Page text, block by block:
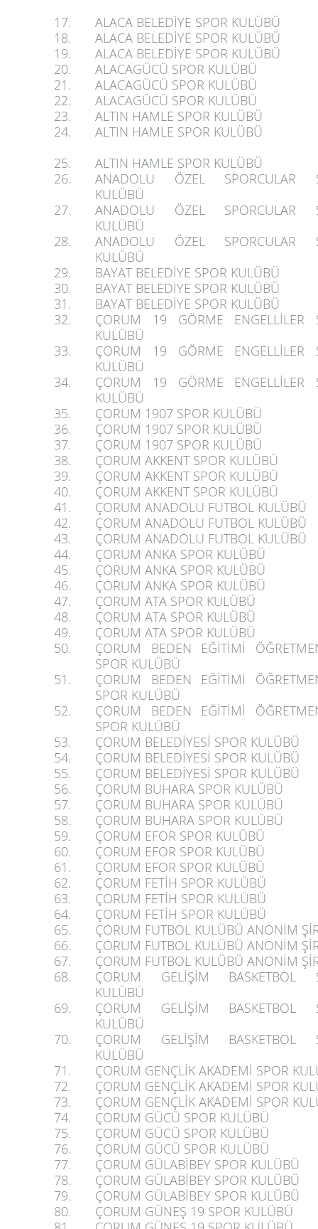
17.
ALACA BELEDİYE SPOR KULÜBÜ
18.
ALACA BELEDİYE SPOR KULÜBÜ
19.
ALACA BELEDİYE SPOR KULÜBÜ
20.
ALACAGÜCÜ SPOR KULÜBÜ
21.
ALACAGÜCÜ SPOR KULÜBÜ
22.
ALACAGÜCÜ SPOR KULÜBÜ
23.
ALTIN HAMLE SPOR KULÜBÜ
24.
ALTIN HAMLE SPOR KULÜBÜ
25.
ALTIN HAMLE SPOR KULÜBÜ
26.
ANADOLU ÖZEL SPORCULAR
KULÜBÜ
27.
ANADOLU ÖZEL SPORCULAR
KULÜBÜ
28.
ANADOLU ÖZEL SPORCULAR
KULÜBÜ
29.
BAYAT BELEDİYE SPOR KULÜBÜ
30.
BAYAT BELEDİYE SPOR KULÜBÜ
31.
BAYAT BELEDİYE SPOR KULÜBÜ
32.
ÇORUM 19 GÖRME ENGELLİLER
KULÜBÜ
33.
ÇORUM 19 GÖRME ENGELLİLER
KULÜBÜ
34.
ÇORUM 19 GÖRME ENGELLİLER
KULÜBÜ
35.
ÇORUM 1907 SPOR KULÜBÜ
36.
ÇORUM 1907 SPOR KULÜBÜ
37.
ÇORUM 1907 SPOR KULÜBÜ
38.
ÇORUM AKKENT SPOR KULÜBÜ
39.
ÇORUM AKKENT SPOR KULÜBÜ
40.
ÇORUM AKKENT SPOR KULÜBÜ
41.
ÇORUM ANADOLU FUTBOL KULÜBÜ
42.
ÇORUM ANADOLU FUTBOL KULÜBÜ
43.
ÇORUM ANADOLU FUTBOL KULÜBÜ
44.
ÇORUM ANKA SPOR KULÜBÜ
45.
ÇORUM ANKA SPOR KULÜBÜ
46.
ÇORUM ANKA SPOR KULÜBÜ
47.
ÇORUM ATA SPOR KULÜBÜ
48.
ÇORUM ATA SPOR KULÜBÜ
49.
ÇORUM ATA SPOR KULÜBÜ
50.
ÇORUM BEDEN EĞİTİMİ
SPOR KULÜBÜ
51.
ÇORUM BEDEN EĞİTİMİ
SPOR KULÜBÜ
52.
ÇORUM BEDEN EĞİTİMİ
SPOR KULÜBÜ
53.
ÇORUM BELEDİYESİ SPOR KULÜBÜ
54.
ÇORUM BELEDİYESİ SPOR KULÜBÜ
55.
ÇORUM BELEDİYESİ SPOR KULÜBÜ
56.
ÇORUM BUHARA SPOR KULÜBÜ
57.
ÇORUM BUHARA SPOR KULÜBÜ
58.
ÇORUM BUHARA SPOR KULÜBÜ
59.
ÇORUM EFOR SPOR KULÜBÜ
60.
ÇORUM EFOR SPOR KULÜBÜ
61.
ÇORUM EFOR SPOR KULÜBÜ
62.
ÇORUM FETİH SPOR KULÜBÜ
63.
ÇORUM FETİH SPOR KULÜBÜ
64.
ÇORUM FETİH SPOR KULÜBÜ
65.
ÇORUM FUTBOL KULÜBÜ ANONİM
66.
ÇORUM FUTBOL KULÜBÜ ANONİM
67.
ÇORUM FUTBOL KULÜBÜ ANONİM
68.
ÇORUM GELİŞİM BASKETBOL
KULÜBÜ
69.
ÇORUM GELİŞİM BASKETBOL
KULÜBÜ
70.
ÇORUM GELİŞİM BASKETBOL
KULÜBÜ
71.
ÇORUM GENÇLİK AKADEMİ SPOR
72.
ÇORUM GENÇLİK AKADEMİ SPOR
73.
ÇORUM GENÇLİK AKADEMİ SPOR
74.
ÇORUM GÜCÜ SPOR KULÜBÜ
75.
ÇORUM GÜCÜ SPOR KULÜBÜ
76.
ÇORUM GÜCÜ SPOR KULÜBÜ
77.
ÇORUM GÜLABİBEY SPOR KULÜBÜ
78.
ÇORUM GÜLABİBEY SPOR KULÜBÜ
79.
ÇORUM GÜLABİBEY SPOR KULÜBÜ
80.
ÇORUM GÜNEŞ 19 SPOR KULÜBÜ